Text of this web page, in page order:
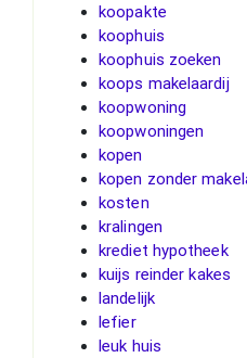
koopakte
koophuis
koophuis zoeken
koops makelaardij
koopwoning
koopwoningen
kopen
kopen zonder
kosten
kralingen
krediet hypotheek
kuijs reinder kakes
landelijk
lefier
leuk huis